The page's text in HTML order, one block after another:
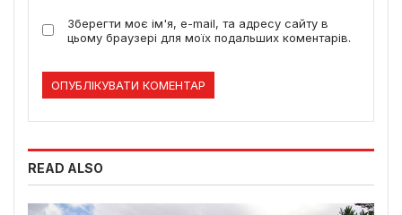
Зберегти моє ім'я, e-mail, та адресу сайту в
цьому браузері для моїх подальших коментарів.
READ ALSO